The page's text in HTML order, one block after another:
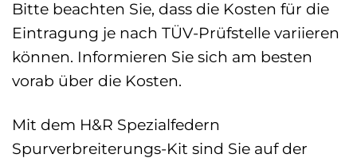
Bitte beachten Sie, dass die Kosten für die
Eintragung je nach TÜV-Prüfstelle variieren
können. Informieren Sie sich am besten
vorab über die Kosten.
Mit dem H&R Spezialfedern
Spurverbreiterungs-Kit sind Sie auf der